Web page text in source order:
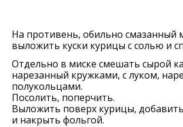
На противень, обильно смазанный
выложить куски курицы с солью и
Отдельно в миске смешать сырой
нарезанный кружками, с луком,
полукольцами.
Посолить, поперчить.
Выложить поверх курицы,
и накрыть фольгой.